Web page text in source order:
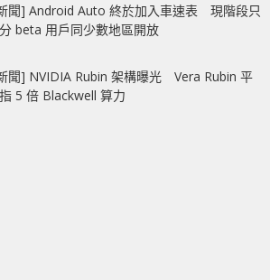
聞] Android Auto 終於加入車速表 現階段只
beta 用戶同少數地區開放
聞] NVIDIA Rubin 架構曝光 Vera Rubin 平
5 倍 Blackwell 算力